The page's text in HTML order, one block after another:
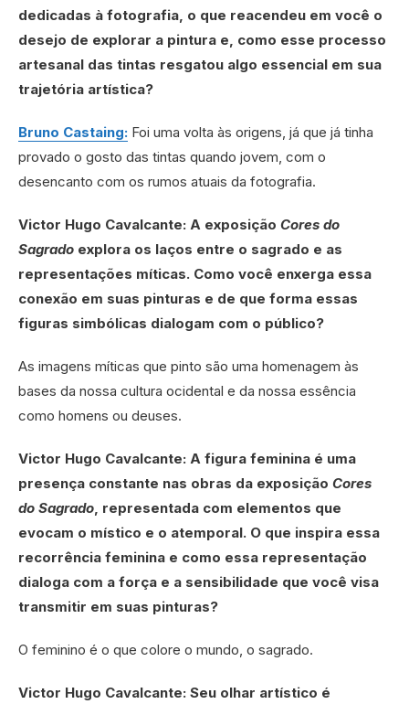
dedicadas à fotografia, o que reacendeu em você o
desejo de explorar a pintura e, como esse processo
artesanal das tintas resgatou algo essencial em sua
trajetória artística?
Bruno Castaing: Foi uma volta às origens, já que já tinha
provado o gosto das tintas quando jovem, com o
desencanto com os rumos atuais da fotografia.
Victor Hugo Cavalcante: A exposição Cores do
Sagrado explora os laços entre o sagrado e as
representações míticas. Como você enxerga essa
conexão em suas pinturas e de que forma essas
figuras simbólicas dialogam com o público?
As imagens míticas que pinto são uma homenagem às
bases da nossa cultura ocidental e da nossa essência
como homens ou deuses.
Victor Hugo Cavalcante: A figura feminina é uma
presença constante nas obras da exposição Cores
do Sagrado , representada com elementos que
evocam o místico e o atemporal. O que inspira essa
recorrência feminina e como essa representação
dialoga com a força e a sensibilidade que você visa
transmitir em suas pinturas?
O feminino é o que colore o mundo, o sagrado.
Victor Hugo Cavalcante: Seu olhar artístico é